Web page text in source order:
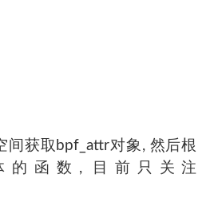
间获取bpf_attr对象, 然后根
的函数, 目前只关注